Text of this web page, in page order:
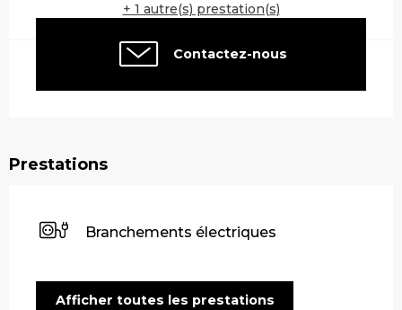
+ 1 autre(s) prestation(s)
Contactez-nous
Prestations
Branchements électriques
Afficher toutes les prestations